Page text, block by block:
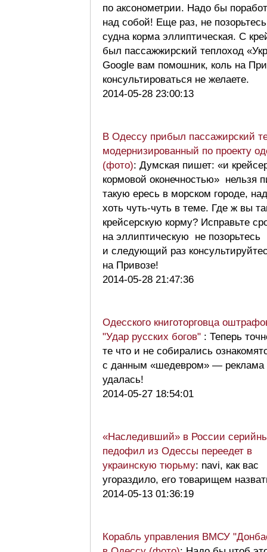
по аксонометрии. Надо бы
над собой! Еще раз, не
судна корма эллиптическая. C
был пассажжирский теплоход
Googlе вам помошник, коль на
консультироваться не желаете.
2014-05-28 23:00:13
В Одессу прибыл пассажирский
модернизированный по проекту
(фото): Думская пишет: «и
кормовой оконечностью» нельзя
такую ересь в морском городе,
хоть чуть-чуть в теме. Где ж вы
крейсерскую корму? Исправьте
на эллиптическую не позорьтесь
и следующий раз
на Привозе!
2014-05-28 21:47:36
Одесского книготорговца
"Удар русских богов" : Теперь
те что и не собирались
с данным «шедевром» — реклама
удалась!
2014-05-27 18:54:01
«Наследивший» в России
педофил из Одессы переедет в
украинскую тюрьму: navi, как вас
угораздило, его товарищем
2014-05-13 01:36:19
Корабль управления ВМСУ